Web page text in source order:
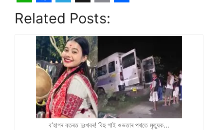
W
h
F
a
c
e
b
o
o
k
T
e
l
e
g
r
a
m
X
C
o
p
y
L
i
n
k
a
r
e
Related Posts:
ব’হাগৰ বতৰত দুঃখবৰ! বিহু গাই ওভতাৰ পথতে মৃত্যুক…